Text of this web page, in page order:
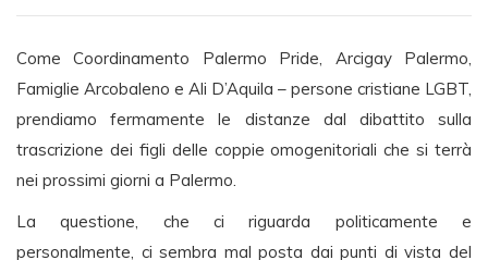
Come Coordinamento Palermo Pride, Arcigay Palermo,
Famiglie Arcobaleno e Ali D’Aquila – persone cristiane LGBT,
prendiamo fermamente le distanze dal dibattito sulla
trascrizione dei figli delle coppie omogenitoriali che si terrà
nei prossimi giorni a Palermo.
La questione, che ci riguarda politicamente e
personalmente, ci sembra mal posta dai punti di vista del